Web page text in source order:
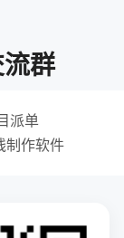
群
派单
制作软件